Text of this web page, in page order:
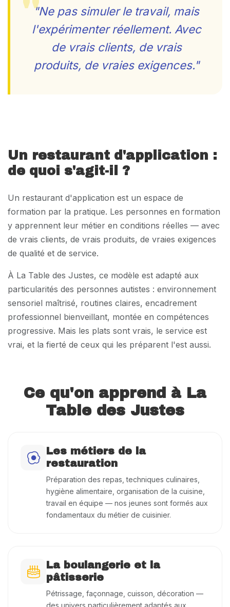
"Ne pas simuler le travail, mais
l'expérimenter réellement. Avec
de vrais clients, de vrais
produits, de vraies exigences."
Un restaurant d'application :
de quoi s'agit-il ?
Un restaurant d'application est un espace de
formation par la pratique. Les personnes en formation
y apprennent leur métier en conditions réelles — avec
de vrais clients, de vrais produits, de vraies exigences
de qualité et de service.
À La Table des Justes, ce modèle est adapté aux
particularités des personnes autistes : environnement
sensoriel maîtrisé, routines claires, encadrement
professionnel bienveillant, montée en compétences
progressive. Mais les plats sont vrais, le service est
vrai, et la fierté de ceux qui les préparent l'est aussi.
Ce qu'on apprend à La
Table des Justes
Les métiers de la
restauration
Préparation des repas, techniques culinaires,
hygiène alimentaire, organisation de la cuisine,
travail en équipe — nos jeunes sont formés aux
fondamentaux du métier de cuisinier.
La boulangerie et la
pâtisserie
Pétrissage, façonnage, cuisson, décoration —